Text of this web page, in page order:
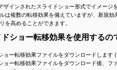
ザインされたスライドショー形式でイメージ
は複数の転移効果を備えていますが、新規効
を高めることができます。
ショー転移効果を使用するの
ョー転移効果ファイルをダウンロードします (
ョー転移効果ファイルをダウンロード後、フ